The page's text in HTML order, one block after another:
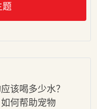
题
该喝多少水？
何帮助宠物